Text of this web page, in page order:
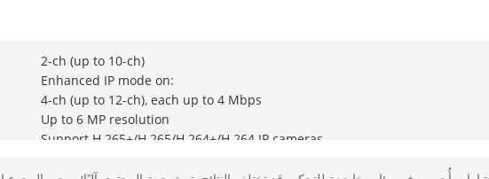
2-ch (up to 10-ch)
Enhanced IP mode on:
4-ch (up to 12-ch), each up to 4 Mbps
Up to 6 MP resolution
Support H.265+/H.265/H.264+/H.264 IP cameras